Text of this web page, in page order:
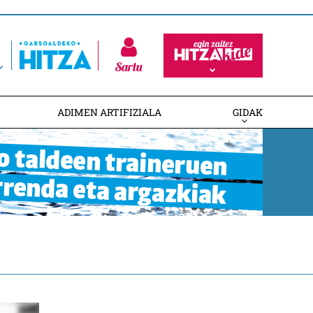
Sartu
ADIMEN ARTIFIZIALA GIDAK